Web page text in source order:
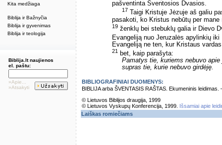
Kita medžiaga
Biblija ir Bažnyčia
Biblija ir gyvenimas
Biblija ir teologija
Biblija.lt naujienos
el. paštu:
»Apie...
»Atsakyti
pašventinta Šventosios Dvasios.
17 Taigi Kristuje Jėzuje aš galiu
pasakoti, ko Kristus nebūtų per
19 ženklų bei stebuklų galia ir Dievo
Evangeliją nuo Jeruzalės apylinkių
Evangeliją ne ten, kur Kristaus
21
bet, kaip parašyta:
Pamatys tie, kuriems nebuvo
supras tie, kurie nebuvo girdėję.
BIBLIOGRAFINIAI DUOMENYS:
BIBLIJA arba ŠVENTASIS RAŠTAS. Ekumeninis
© Lietuvos Biblijos draugija, 1999
© Lietuvos Vyskupų Konferencija, 1999.
Išsamiai apie
Laiškas romiečiams